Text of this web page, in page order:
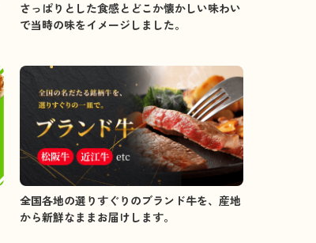
さっぱりとした食感とどこか懐かしい味わい
で当時の味をイメージしました。
全国各地の選りすぐりのブランド牛を、産地
から新鮮なままお届けします。